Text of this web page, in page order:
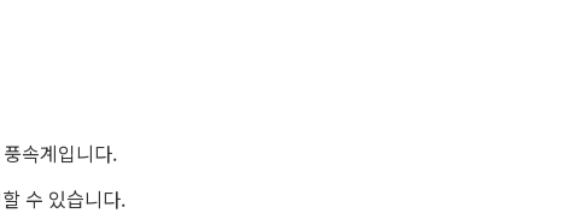
속계입니다.
수 있습니다.